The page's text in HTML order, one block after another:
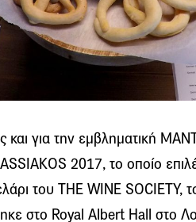
και για την εμβληματική
2017, το οποίο
του THE WINE SOCIETY,
στο Royal Albert Hall στο